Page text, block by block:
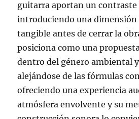
guitarra aportan un contraste
introduciendo una dimensión
tangible antes de cerrar la
posiciona como una
dentro del género ambiental
alejándose de las fórmulas
ofreciendo una experiencia
atmósfera envolvente y su